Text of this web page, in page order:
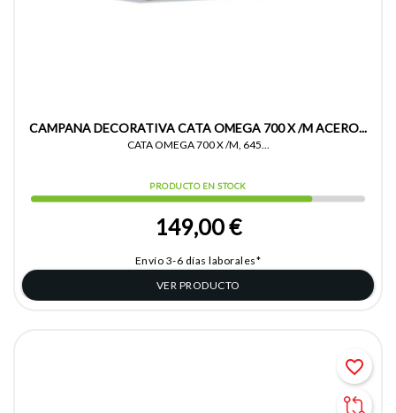
CAMPANA DECORATIVA CATA OMEGA 700 X /M ACERO...
CATA OMEGA 700 X /M, 645...
PRODUCTO EN STOCK
149,00 €
Envío 3-6 días laborales*
VER PRODUCTO
favorite_border